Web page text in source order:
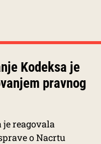
Kodeksa je
pravnog
reagovala
o Nacrtu